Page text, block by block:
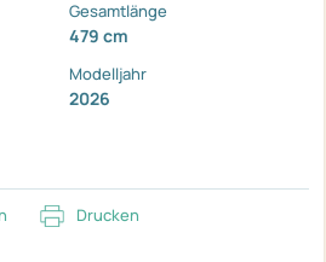
Gesamtlänge
479 cm
Modelljahr
2026
Drucken